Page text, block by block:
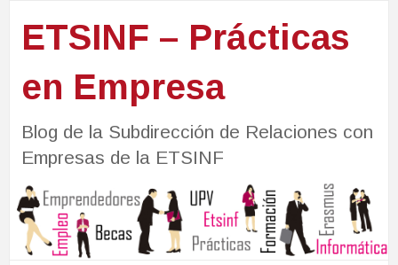
ETSINF – Prácticas
en Empresa
Blog de la Subdirección de Relaciones con
Empresas de la ETSINF